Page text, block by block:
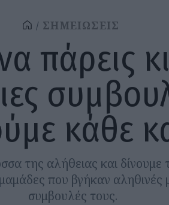
ΣΗΜΕΙΩΣΕΙΣ
πάρεις
κάθε
της αλήθειας και
που βγήκαν αληθινές
συμβουλές τους.